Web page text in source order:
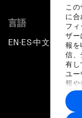
こ
に合
フィ
ザー
報を
信、
有し
ユー
報や
に
トナ
す。
言語
EN ▪ ES▪中文▪ 日本語
プライ